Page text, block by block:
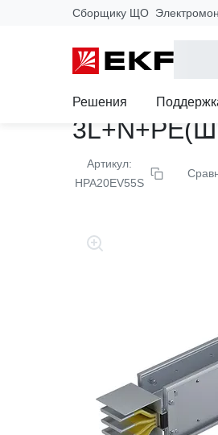
Сборщику ЩО
Решения
Главная
Угловая
Артикул:
HPA20EV55S